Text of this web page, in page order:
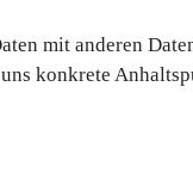
mit anderen
konkrete